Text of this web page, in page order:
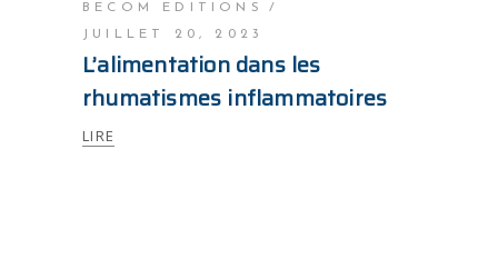
BECOM EDITIONS
JUILLET 20, 2023
L’alimentation dans les
rhumatismes inflammatoires
LIRE